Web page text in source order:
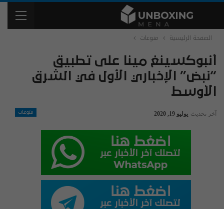
الصفحة الرئيسية منوعات
أنبوكسينغ مينا على تطبيق
“نبض” الإخباري الأول في الشرق
الأوسط
منوعات آخر تحديث يوليو 19, 2020